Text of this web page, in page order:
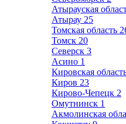
Атырауская
Атырау 25
Томская область
Томск 20
Северск 3
Асино 1
Кировская
Киров 23
Кирово-Чепецк 2
Омутнинск 1
Акмолинская